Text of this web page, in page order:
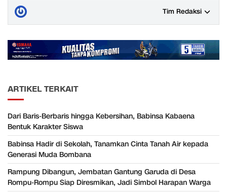
Tim Redaksi
ARTIKEL TERKAIT
Dari Baris-Berbaris hingga Kebersihan, Babinsa Kabaena
Bentuk Karakter Siswa
Babinsa Hadir di Sekolah, Tanamkan Cinta Tanah Air kepada
Generasi Muda Bombana
Rampung Dibangun, Jembatan Gantung Garuda di Desa
Rompu-Rompu Siap Diresmikan, Jadi Simbol Harapan Warga